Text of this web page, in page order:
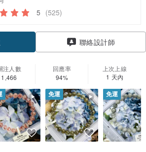
5 (525)
聯絡設計師
注人數
1,466
回應率
94%
上次上線
1 天內
免運 免運